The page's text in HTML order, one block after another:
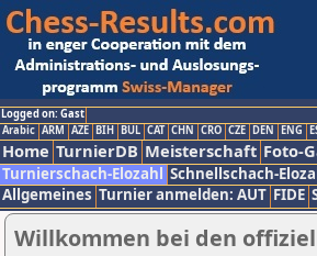
Logged on: Gast
Arabic ARM AZE BIH BUL CAT CHN CRO CZE DEN ENG
Home TurnierDB Meisterschaft Foto-
Turnierschach-Elozahl Schnellschach-
Allgemeines Turnier anmelden: AUT FIDE
Willkommen bei den